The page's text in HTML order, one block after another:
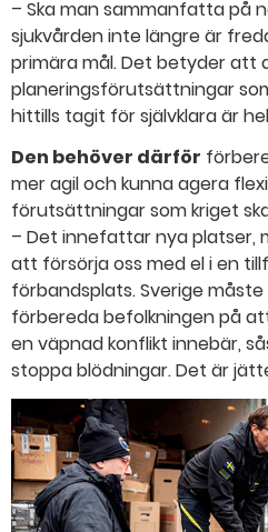
– Ska man sammanfatta på
sjukvården inte längre är
primära mål. Det betyder att
planeringsförutsättningar
hittills tagit för självklara är
Den behöver därför
mer agil och kunna agera
förutsättningar som kriget
– Det innefattar nya platser,
att försörja oss med el i en
förbandsplats. Sverige
förbereda befolkningen på
en väpnad konflikt innebär,
stoppa blödningar. Det är